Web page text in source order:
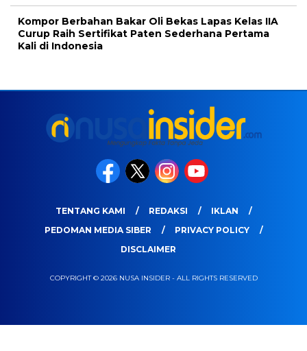
Kompor Berbahan Bakar Oli Bekas Lapas Kelas IIA
Curup Raih Sertifikat Paten Sederhana Pertama
Kali di Indonesia
TENTANG KAMI REDAKSI
IKLAN
PEDOMAN MEDIA SIBER
PRIVACY POLICY
DISCLAIMER
COPYRIGHT © 2026 NUSA INSIDER - ALL RIGHTS RESERVED